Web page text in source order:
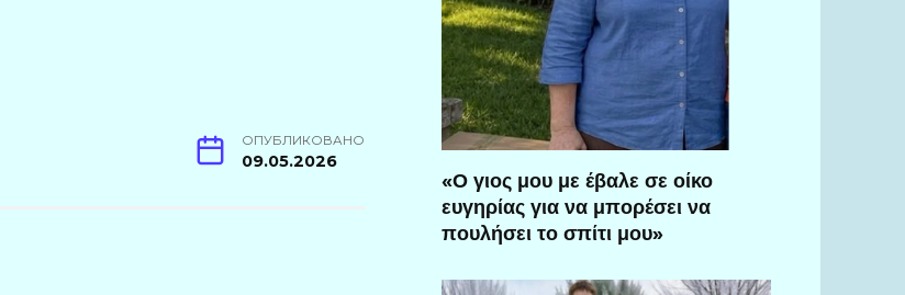
ОПУБЛИКОВАНО
09.05.2026
«Ο γιος μου με έβαλε σε οίκο
ευγηρίας για να μπορέσει να
πουλήσει το σπίτι μου»